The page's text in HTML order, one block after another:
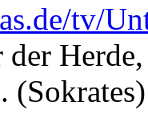
tv/
(Sokrates)